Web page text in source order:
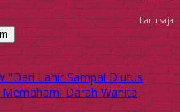
baru saja
"Dari Lahir Sampai Diutus
Darah Wanita